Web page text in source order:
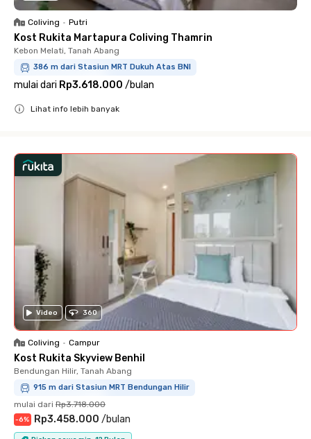
Coliving • Putri
Kost Rukita Martapura Coliving Thamrin
Kebon Melati, Tanah Abang
386 m dari Stasiun MRT Dukuh Atas BNI
mulai dari Rp3.618.000 /bulan
Lihat info lebih banyak
Video 360
Coliving • Campur
Kost Rukita Skyview Benhil
Bendungan Hilir, Tanah Abang
915 m dari Stasiun MRT Bendungan Hilir
mulai dari Rp3.718.000
-6% Rp3.458.000 /bulan